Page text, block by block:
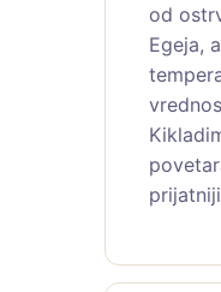
od
Egeja,